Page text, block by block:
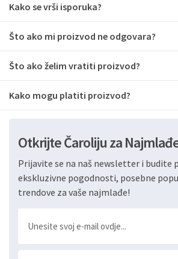
Kako se vrši isporuka?
Što ako mi proizvod ne odgovara?
Što ako želim vratiti proizvod?
Kako mogu platiti proizvod?
Otkrijte Čaroliju za
Prijavite se na naš newsletter i budite
ekskluzivne pogodnosti, posebne
trendove za vaše najmlađe!